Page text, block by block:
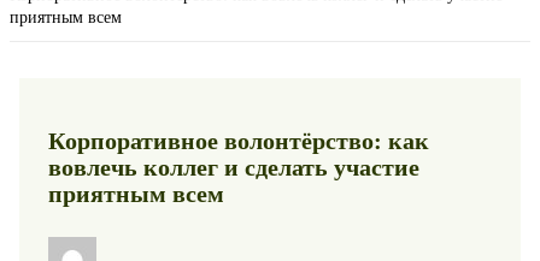
приятным всем
Корпоративное волонтёрство: как
вовлечь коллег и сделать участие
приятным всем